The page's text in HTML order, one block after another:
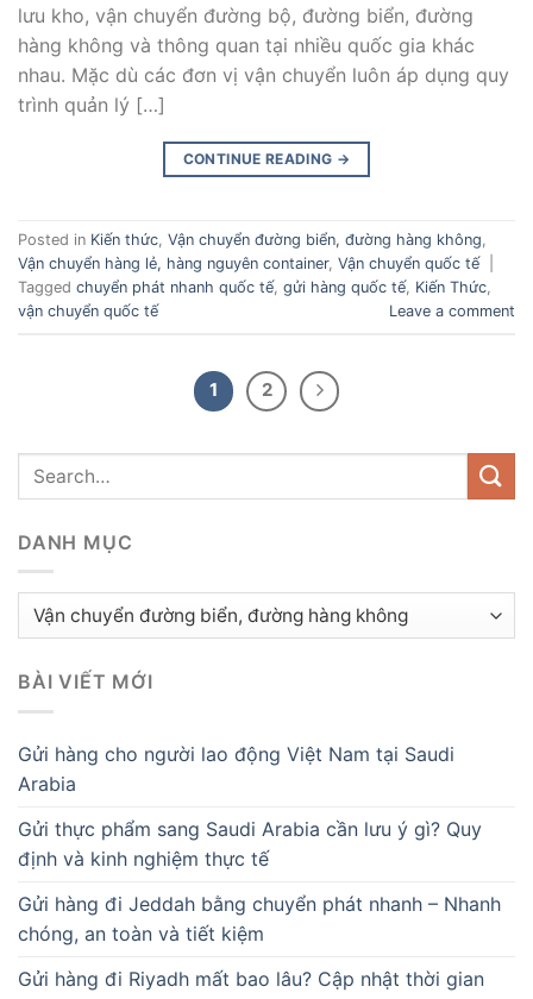
lưu kho, vận chuyển đường bộ, đường biển, đường
hàng không và thông quan tại nhiều quốc gia khác
nhau. Mặc dù các đơn vị vận chuyển luôn áp dụng quy
trình quản lý […]
CONTINUE READING →
Posted in Kiến thức, Vận chuyển đường biển, đường hàng không,
Vận chuyển hàng lẻ, hàng nguyên container, Vận chuyển quốc tế
Tagged chuyển phát nhanh quốc tế, gửi hàng quốc tế, Kiến Thức,
vận chuyển quốc tế
Leave a comment
1 2
DANH MỤC
Danh
mục
BÀI VIẾT MỚI
Gửi hàng cho người lao động Việt Nam tại Saudi
Arabia
Gửi thực phẩm sang Saudi Arabia cần lưu ý gì? Quy
định và kinh nghiệm thực tế
Gửi hàng đi Jeddah bằng chuyển phát nhanh – Nhanh
chóng, an toàn và tiết kiệm
Gửi hàng đi Riyadh mất bao lâu? Cập nhật thời gian